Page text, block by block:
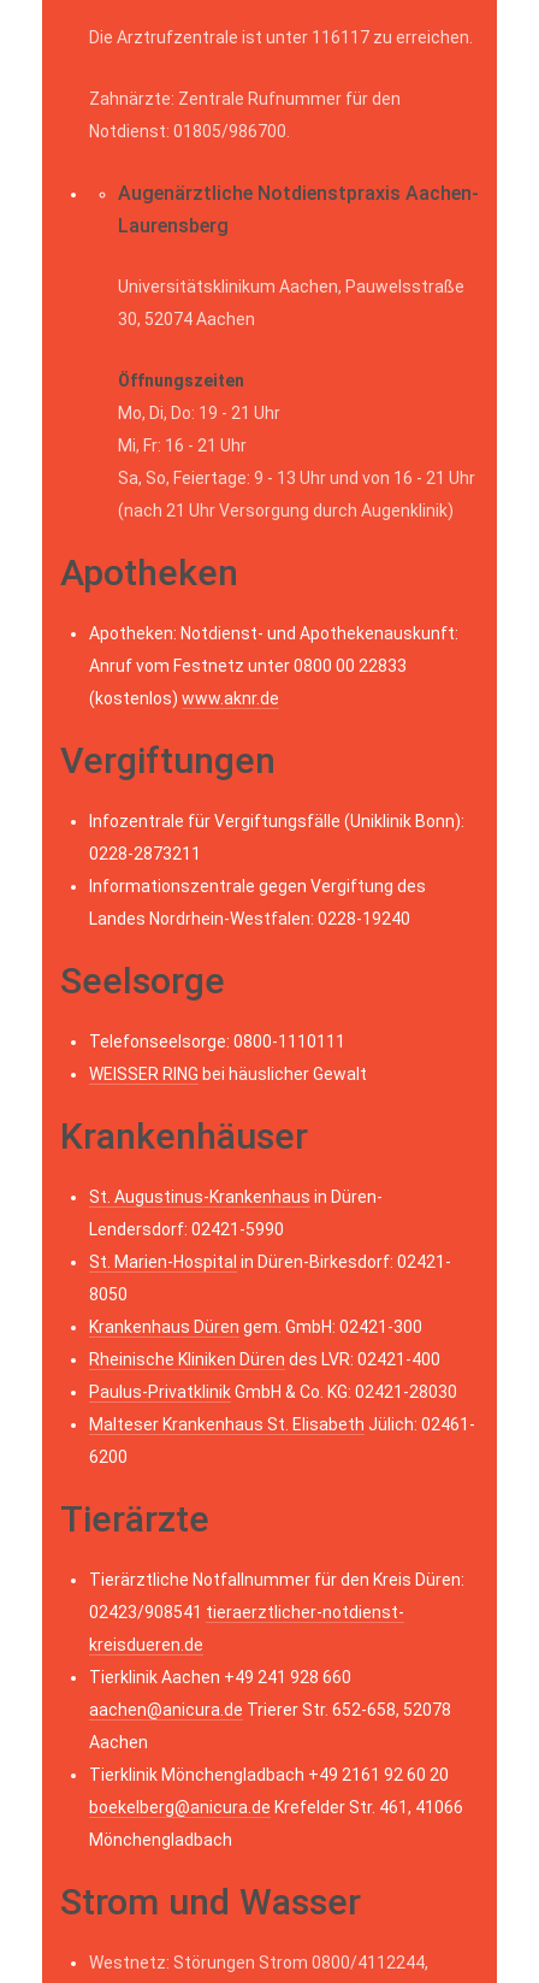
Die Arztrufzentrale ist unter 116117 zu erreichen.
Zahnärzte: Zentrale Rufnummer für den
Notdienst: 01805/986700.
Augenärztliche Notdienstpraxis Aachen-
Laurensberg
Universitätsklinikum Aachen, Pauwelsstraße
30, 52074 Aachen
Öffnungszeiten
Mo, Di, Do: 19 - 21 Uhr
Mi, Fr: 16 - 21 Uhr
Sa, So, Feiertage: 9 - 13 Uhr und von 16 - 21 Uhr
(nach 21 Uhr Versorgung durch Augenklinik)
Apotheken
Apotheken: Notdienst- und Apothekenauskunft:
Anruf vom Festnetz unter 0800 00 22833
(kostenlos) www.aknr.de
Vergiftungen
Infozentrale für Vergiftungsfälle (Uniklinik Bonn):
0228-2873211
Informationszentrale gegen Vergiftung des
Landes Nordrhein-Westfalen: 0228-19240
Seelsorge
Telefonseelsorge: 0800-1110111
WEISSER RING bei häuslicher Gewalt
Krankenhäuser
St. Augustinus-Krankenhaus in Düren-
Lendersdorf: 02421-5990
St. Marien-Hospital in Düren-Birkesdorf: 02421-
8050
Krankenhaus Düren gem. GmbH: 02421-300
Rheinische Kliniken Düren des LVR: 02421-400
Paulus-PrivatklinikGmbH & Co. KG: 02421-28030
Malteser Krankenhaus St. Elisabeth Jülich: 02461-
6200
Tierärzte
Tierärztliche Notfallnummer für den Kreis Düren:
02423/908541 tieraerztlicher-notdienst-
kreisdueren.de
Tierklinik Aachen +49 241 928 660
aachen@anicura.de Trierer Str. 652-658, 52078
Aachen
Tierklinik Mönchengladbach +49 2161 92 60 20
boekelberg@anicura.de Krefelder Str. 461, 41066
Mönchengladbach
Strom und Wasser
Westnetz: Störungen Strom 0800/4112244,